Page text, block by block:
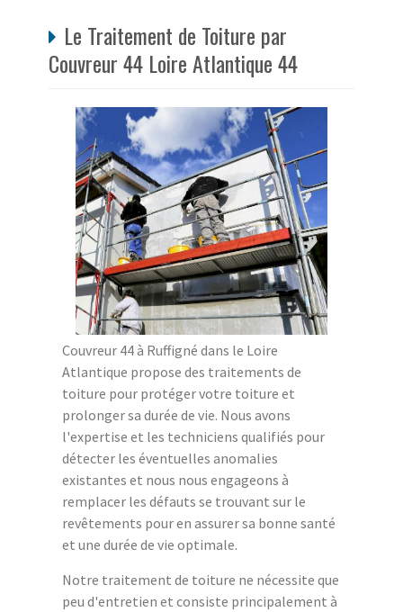
Le Traitement de Toiture par
Couvreur 44 Loire Atlantique 44
Couvreur 44 à Ruffigné dans le Loire
Atlantique propose des traitements de
toiture pour protéger votre toiture et
prolonger sa durée de vie. Nous avons
l'expertise et les techniciens qualifiés pour
détecter les éventuelles anomalies
existantes et nous nous engageons à
remplacer les défauts se trouvant sur le
revêtements pour en assurer sa bonne santé
et une durée de vie optimale.
Notre traitement de toiture ne nécessite que
peu d'entretien et consiste principalement à